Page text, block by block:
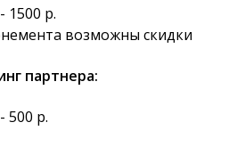
1500 р.
возможны скидки
партнера:
500 р.